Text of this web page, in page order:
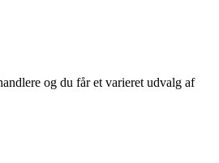
og du får et varieret udvalg af